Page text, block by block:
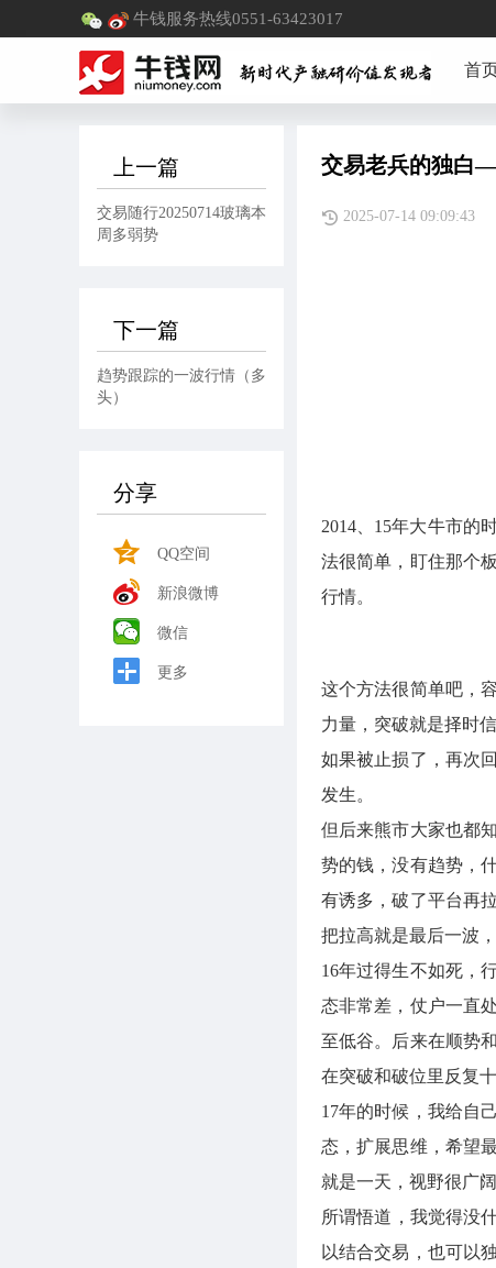
牛钱服务热线0551-63423017
首
上一篇
交易随行20250714玻璃本
周多弱势
下一篇
趋势跟踪的一波行情（多
头）
分享
QQ空间
新浪微博
微信
更多
交易老兵的独白
2025-07-14
2014、15年大牛市的
法很简单，盯住那个
行情。
这个方法很简单吧，
力量，突破就是择时
如果被止损了，再次
发生。
但后来熊市大家也都
势的钱，没有趋势，
有诱多，破了平台再
把拉高就是最后一波
16年过得生不如死，
态非常差，仗户一直
至低谷。后来在顺势
在突破和破位里反复十
17年的时候，我给自
态，扩展思维，希望
就是一天，视野很广
所谓悟道，我觉得没
以结合交易，也可以